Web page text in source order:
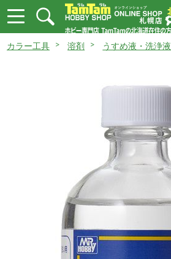
カラー工具 溶剤 うすめ液・洗浄液